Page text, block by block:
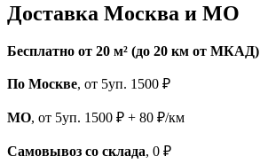
Доставка Москва и МО
Бесплатно от 20 м² (до 20 км от МКАД)
По Москве, от 5уп. 1500 ₽
МО, от 5уп. 1500 ₽ + 80 ₽/км
Самовывоз со склада, 0 ₽